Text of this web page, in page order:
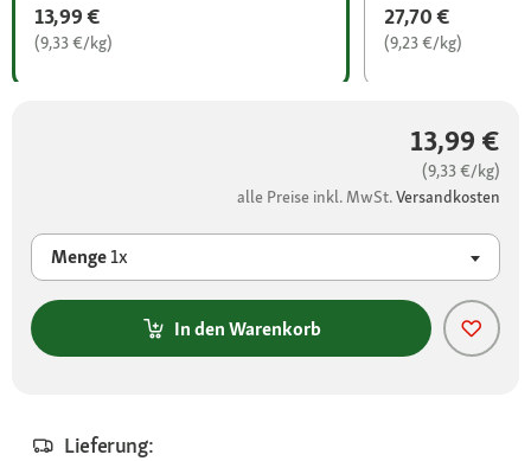
13,99 €
(9,33 €/kg)
27,70 €
(9,23 €/kg)
13,99 €
(9,33 €/kg)
alle Preise inkl. MwSt.Versandkosten
Menge1x
In den Warenkorb
Lieferung: